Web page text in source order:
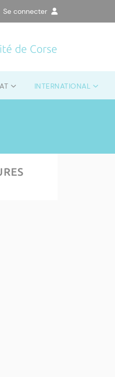
Se connecter
de Corse
INTERNATIONAL